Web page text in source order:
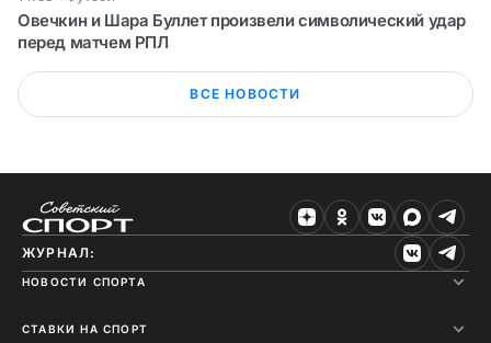
Овечкин и Шара Буллет произвели символический удар
перед матчем РПЛ
ВСЕ НОВОСТИ
ЖУРНАЛ:
НОВОСТИ СПОРТА
СТАВКИ НА СПОРТ